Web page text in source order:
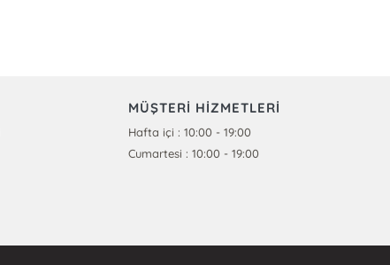
MÜŞTERİ HİZMETLERİ
Hafta içi : 10:00 - 19:00
Cumartesi : 10:00 - 19:00